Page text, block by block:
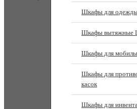
Шкафы для
Шкафы
Шкафы для
Шкафы для
касок
Шкафы для